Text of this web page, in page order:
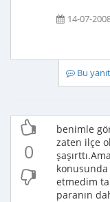
14-07-
Bu
0
benimle
zaten ilçe
etmedim
paranın